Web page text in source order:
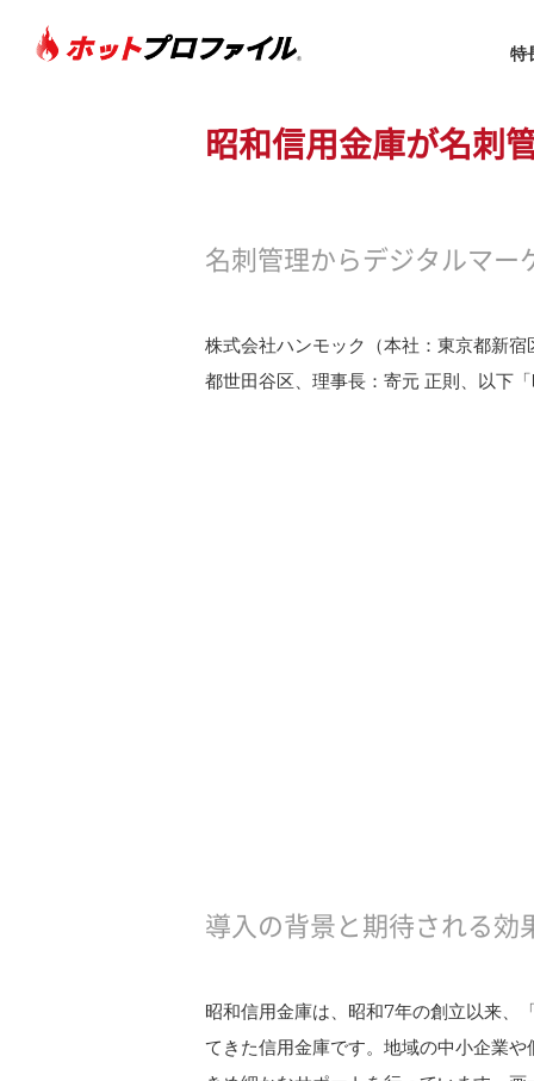
特
トップページ
昭和信用金庫が名刺
名刺管理からデジタルマー
株式会社ハンモック（本社：東京都新
都世田谷区、理事長：寄元 正則、以下
導入の背景と期待される効
昭和信用金庫は、昭和7年の創立以来、
てきた信用金庫です。地域の中小企業